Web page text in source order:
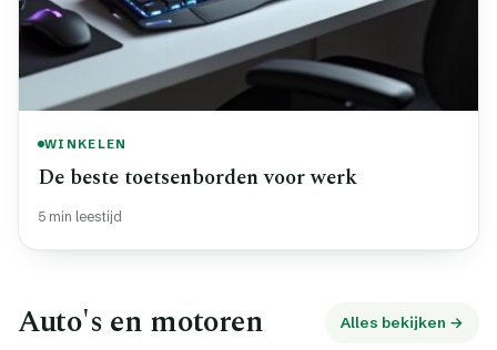
WINKELEN
De beste toetsenborden voor werk
5 min leestijd
Auto's en motoren Alles bekijken →